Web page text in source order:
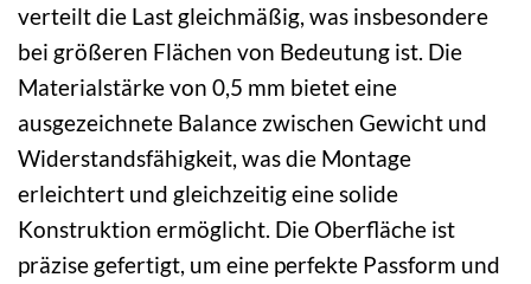
verteilt die Last gleichmäßig, was insbesondere
bei größeren Flächen von Bedeutung ist. Die
Materialstärke von 0,5 mm bietet eine
ausgezeichnete Balance zwischen Gewicht und
Widerstandsfähigkeit, was die Montage
erleichtert und gleichzeitig eine solide
Konstruktion ermöglicht. Die Oberfläche ist
präzise gefertigt, um eine perfekte Passform und